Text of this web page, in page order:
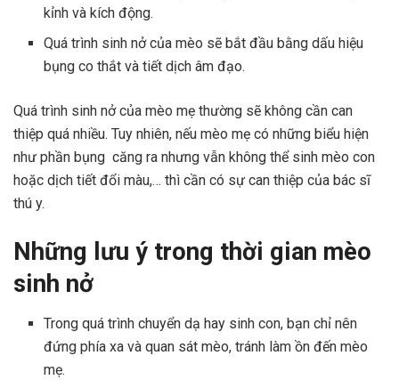
kỉnh và kích động.
Quá trình sinh nở của mèo sẽ bắt đầu bằng dấu hiệu
bụng co thắt và tiết dịch âm đạo.
Quá trình sinh nở của mèo mẹ thường sẽ không cần can
thiệp quá nhiều. Tuy nhiên, nếu mèo mẹ có những biểu hiện
như phần bụng căng ra nhưng vẫn không thể sinh mèo con
hoặc dịch tiết đổi màu,… thì cần có sự can thiệp của bác sĩ
thú y.
Những lưu ý trong thời gian mèo
sinh nở
Trong quá trình chuyển dạ hay sinh con, bạn chỉ nên
đứng phía xa và quan sát mèo, tránh làm ồn đến mèo
mẹ.